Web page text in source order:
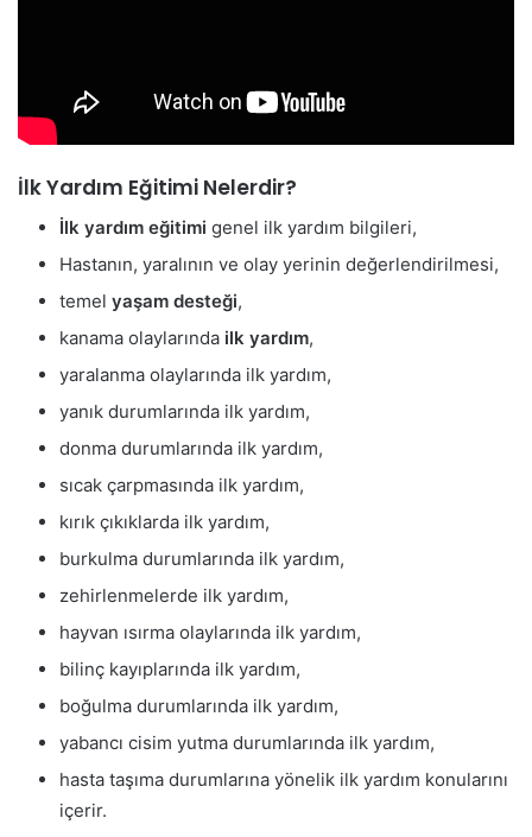
İlk Yardım Eğitimi Nelerdir?
İlk yardım eğitimi genel ilk yardım bilgileri,
Hastanın, yaralının ve olay yerinin değerlendirilmesi,
temel yaşam desteği,
kanama olaylarında ilk yardım,
yaralanma olaylarında ilk yardım,
yanık durumlarında ilk yardım,
donma durumlarında ilk yardım,
sıcak çarpmasında ilk yardım,
kırık çıkıklarda ilk yardım,
burkulma durumlarında ilk yardım,
zehirlenmelerde ilk yardım,
hayvan ısırma olaylarında ilk yardım,
bilinç kayıplarında ilk yardım,
boğulma durumlarında ilk yardım,
yabancı cisim yutma durumlarında ilk yardım,
hasta taşıma durumlarına yönelik ilk yardım konularını
içerir.